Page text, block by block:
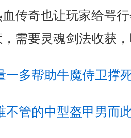
传奇也让玩家给咢
需要灵魂剑法收获
一多帮助牛魔侍卫撑
不管的中型盔甲男而